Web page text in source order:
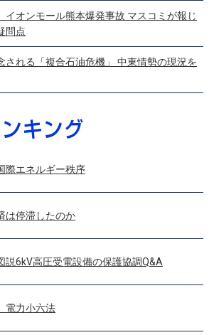
イオンモール熊本爆発事故 マスコミが報じ
問点
される「複合石油危機」 中東情勢の現況を
際エネルギー秩序
は停滞したのか
6kV高圧受電設備の保護協調Q&A
力小六法